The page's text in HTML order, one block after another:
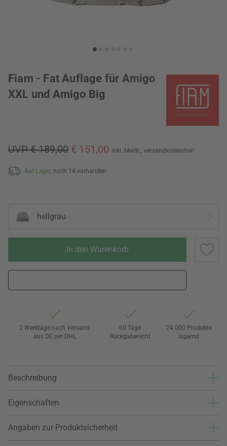
Fiam - Fat Auflage für Amigo
XXL und Amigo Big
UVP € 189,00 € 151,00 inkl. MwSt., versandkostenfrei*
Auf Lager, noch 14 vorhanden
hellgrau
In den Warenkorb
2 Werktage nach Versand
aus DE per DHL
60 Tage
Rückgaberecht
24.000 Produkte
lagernd
Beschreibung
Eigenschaften
Angaben zur Produktsicherheit